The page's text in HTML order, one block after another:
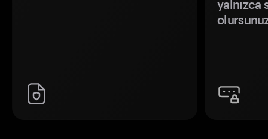
yalnızca